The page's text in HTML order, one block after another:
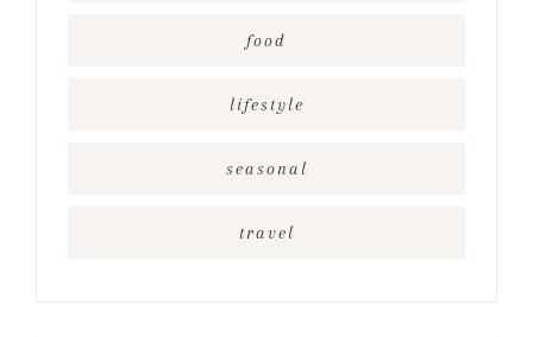
food
lifestyle
seasonal
travel